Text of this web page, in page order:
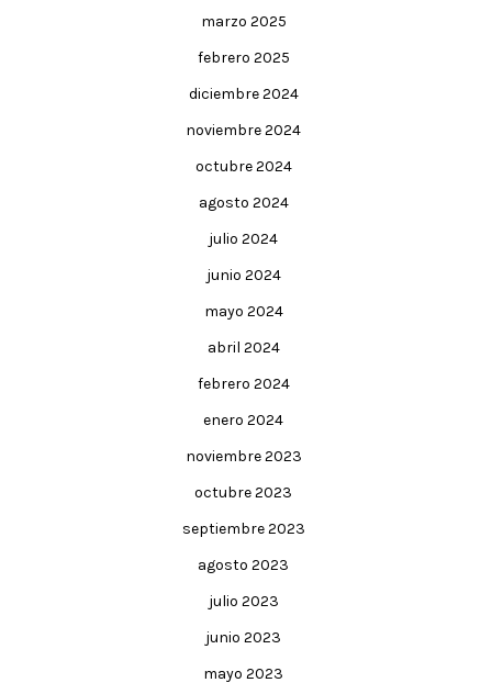
marzo 2025
febrero 2025
diciembre 2024
noviembre 2024
octubre 2024
agosto 2024
julio 2024
junio 2024
mayo 2024
abril 2024
febrero 2024
enero 2024
noviembre 2023
octubre 2023
septiembre 2023
agosto 2023
julio 2023
junio 2023
mayo 2023